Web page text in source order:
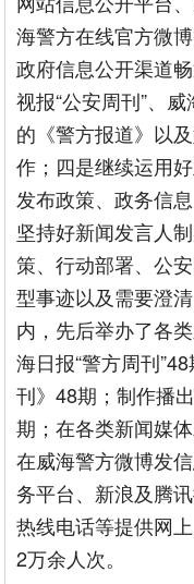
海警方在线官方微
政府信息公开渠道
视报“公安周刊”、
的《警方报道》以
作；四是继续运用
发布政策、政务信
坚持好新闻发言人
策、行动部署、公
型事迹以及需要澄
内，先后举办了各
海日报“警方周刊
刊》48期；制作播
期；在各类新闻媒
在威海警方微博发
务平台、新浪及腾
热线电话等提供网
2万余人次。